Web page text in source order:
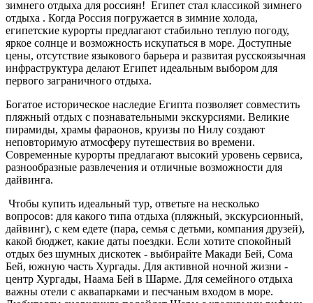
зимнего отдыха для россиян! Египет стал классикой зимнего
отдыха . Когда Россия погружается в зимние холода,
египетские курорты предлагают стабильно теплую погоду,
яркое солнце и возможность искупаться в море. Доступные
цены, отсутствие языкового барьера и развитая русскоязычная
инфраструктура делают Египет идеальным выбором для
первого заграничного отдыха.
Богатое историческое наследие Египта позволяет совместить
пляжный отдых с познавательными экскурсиями. Великие
пирамиды, храмы фараонов, круизы по Нилу создают
неповторимую атмосферу путешествия во времени.
Современные курорты предлагают высокий уровень сервиса,
разнообразные развлечения и отличные возможности для
дайвинга.
Чтобы купить идеальный тур, ответьте на несколько
вопросов: для какого типа отдыха (пляжный, экскурсионный,
дайвинг), с кем едете (пара, семья с детьми, компания друзей),
какой бюджет, какие даты поездки. Если хотите спокойный
отдых без шумных дискотек - выбирайте Макади Бей, Сома
Бей, южную часть Хургады. Для активной ночной жизни -
центр Хургады, Наама Бей в Шарме. Для семейного отдыха
важны отели с аквапарками и песчаным входом в море.